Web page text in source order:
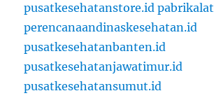
pusatkesehatanstore.id
perencanaandinaskesehatan.id
pusatkesehatanbanten.id
pusatkesehatanjawatimur.id
pusatkesehatansumut.id